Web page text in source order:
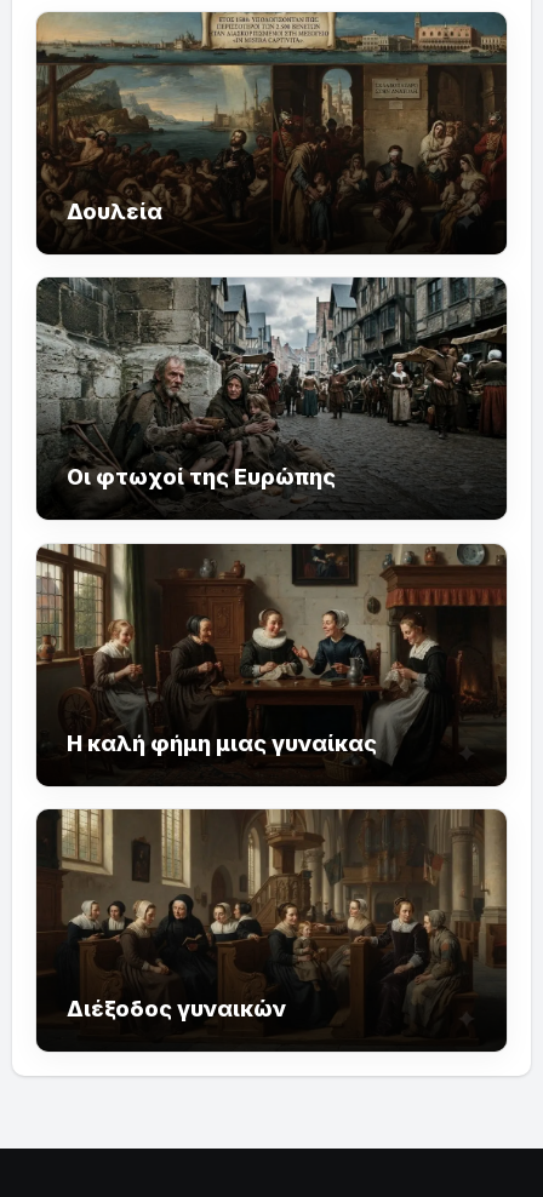
Δουλεία
Οι φτωχοί της Ευρώπης
Η καλή φήμη μιας γυναίκας
Διέξοδος γυναικών